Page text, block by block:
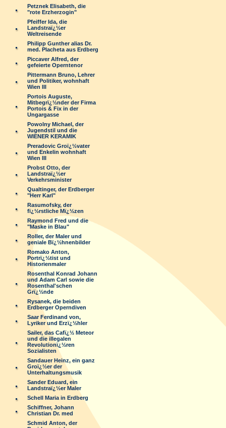
Petznek Elisabeth, die
"rote Erzherzogin"
Pfeiffer Ida, die
Landstraï¿½er
Weltreisende
Philipp Gunther alias Dr.
med. Placheta aus Erdberg
Piccaver Alfred, der
gefeierte Operntenor
Pittermann Bruno, Lehrer
und Politiker, wohnhaft
Wien III
Portois Auguste,
Mitbegrï¿½nder der Firma
Portois & Fix in der
Ungargasse
Powolny Michael, der
Jugendstil und die
WIENER KERAMIK
Preradovic Groï¿½vater
und Enkelin wohnhaft
Wien III
Probst Otto, der
Landstraï¿½er
Verkehrsminister
Qualtinger, der Erdberger
"Herr Karl"
Rasumofsky, der
fï¿½rstliche Mï¿½zen
Raymond Fred und die
"Maske in Blau"
Roller, der Maler und
geniale Bï¿½hnenbilder
Romako Anton,
Portrï¿½tist und
Historienmaler
Rosenthal Konrad Johann
und Adam Carl sowie die
Rosenthal'schen
Grï¿½nde
Rysanek, die beiden
Erdberger Operndiven
Saar Ferdinand von,
Lyriker und Erzï¿½hler
Sailer, das Cafï¿½ Meteor
und die illegalen
Revolutionï¿½ren
Sozialisten
Sandauer Heinz, ein ganz
Groï¿½er der
Unterhaltungsmusik
Sander Eduard, ein
Landstraï¿½er Maler
Schell Maria in Erdberg
Schiffner, Johann
Christian Dr. med
Schmid Anton, der